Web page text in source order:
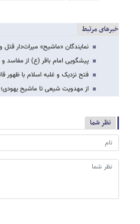
خبرهای مرتبط
نمایندگان «ماشیح» میراث‌دار
پیشگویی امام باقر (ع) از مفاسد و
فتح نزدیک و غلبه اسلام با
از مهدویت شیعی تا ماشیح
نظر شما